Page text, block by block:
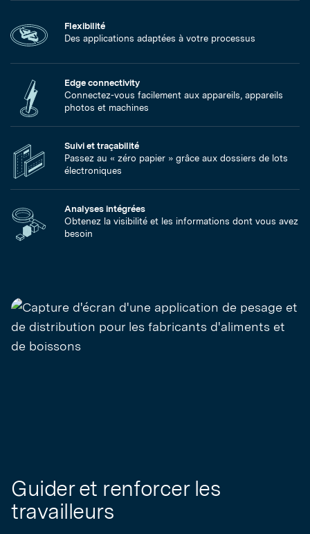
Flexibilité
Des applications adaptées à votre processus
Edge connectivity
Connectez-vous facilement aux appareils, appareils
photos et machines
Suivi et traçabilité
Passez au « zéro papier » grâce aux dossiers de lots
électroniques
Analyses intégrées
Obtenez la visibilité et les informations dont vous avez
besoin
Guider et renforcer les
travailleurs